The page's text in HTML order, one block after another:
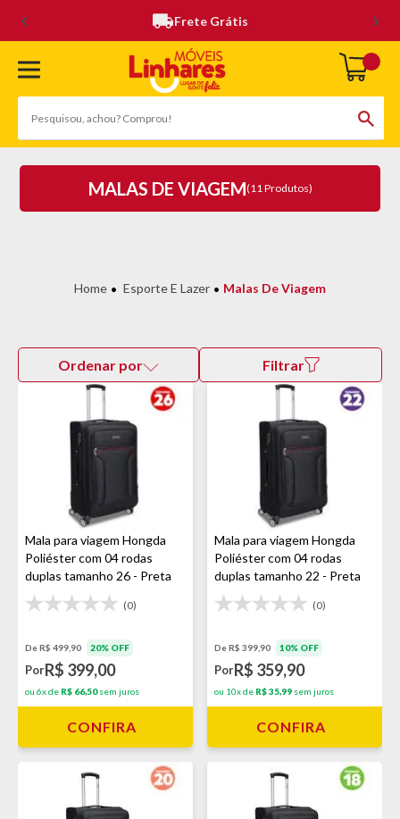
Frete Grátis
MALAS DE VIAGEM(11 Produtos)
Esporte E Lazer Malas De Viagem
Ordenar por Filtrar
Mala para viagem Hongda
Poliéster com 04 rodas
duplas tamanho 26 - Preta
(0)
De R$ 499,90 20% OFF
PorR$ 399,00
ou 6x de R$ 66,50sem juros
CONFIRA
Mala para viagem Hongda
Poliéster com 04 rodas
duplas tamanho 22 - Preta
(0)
De R$ 399,90 10% OFF
PorR$ 359,90
ou 10x de R$ 35,99 sem juros
CONFIRA